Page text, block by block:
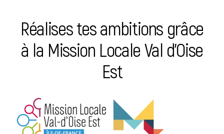
Réalises tes ambitions grâce
à la Mission Locale Val d’Oise
Est